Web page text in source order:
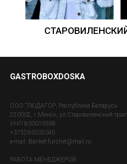
GASTROBOXDOSKA
OOO "ЛЮДАГОР, Республика Беларусь
220002, г.Минск, ул.Старовиленский
УНП 800019598
+375293505045
e-mail: Banket-furshet@mail.ru
РАБОТА МЕНЕДЖЕРОВ: